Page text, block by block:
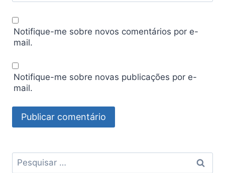
Notifique-me sobre novos comentários por e-
mail.
Notifique-me sobre novas publicações por e-
mail.
Pesquisar